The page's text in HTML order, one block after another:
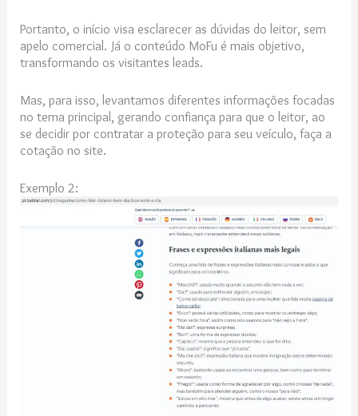
Portanto, o início visa esclarecer as dúvidas do leitor, sem
apelo comercial. Já o conteúdo MoFu é mais objetivo,
transformando os visitantes leads.
Mas, para isso, levantamos diferentes informações focadas
no tema principal, gerando confiança para que o leitor, ao
se decidir por contratar a proteção para seu veículo, faça a
cotação no site.
Exemplo 2: